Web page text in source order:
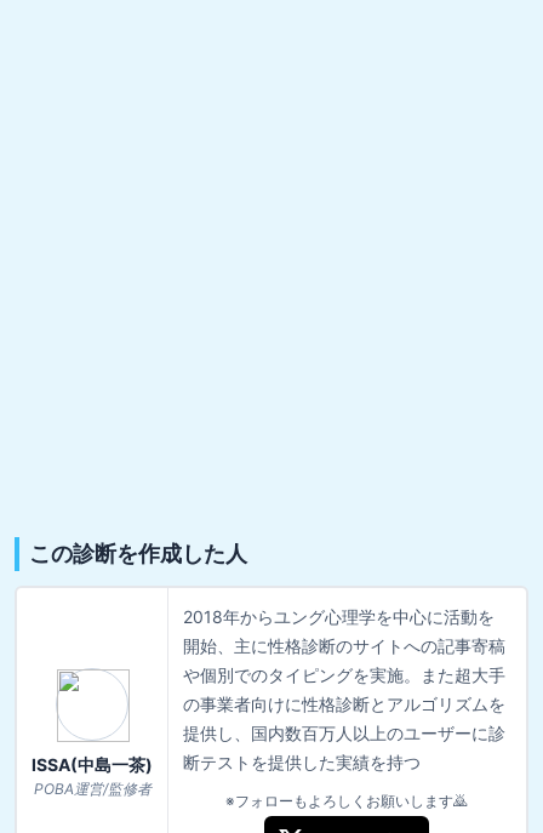
この診断を作成した人
ISSA(中島一茶)
POBA運営/監修者
2018年からユング心理学を中心に活動を
開始、主に性格診断のサイトへの記事寄稿
や個別でのタイピングを実施。また超大手
の事業者向けに性格診断とアルゴリズムを
提供し、国内数百万人以上のユーザーに診
断テストを提供した実績を持つ
※フォローもよろしくお願いします🙇